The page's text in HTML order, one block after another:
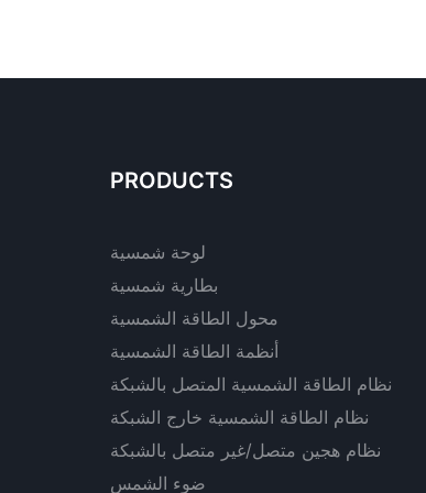
PRODUCTS
لوحة شمسية
بطارية شمسية
محول الطاقة الشمسية
أنظمة الطاقة الشمسية
نظام الطاقة الشمسية المتصل بالشبكة
نظام الطاقة الشمسية خارج الشبكة
نظام هجين متصل/غير متصل بالشبكة
ضوء الشمس